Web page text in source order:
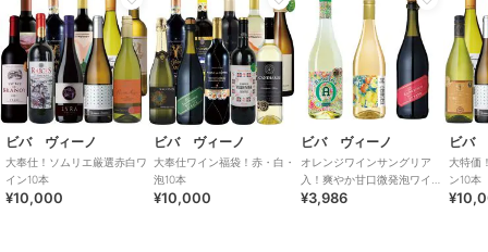
ビバ ヴィーノ
大奉仕！ソムリエ厳選赤白ワ
イン10本
¥10,000
ビバ ヴィーノ
大奉仕ワイン福袋！赤・白・
泡10本
¥10,000
ビバ ヴィーノ
オレンジワインサングリア
入！爽やか甘口微発泡ワイン
3本セット
¥3,986
ビバ
大特価
ン10本